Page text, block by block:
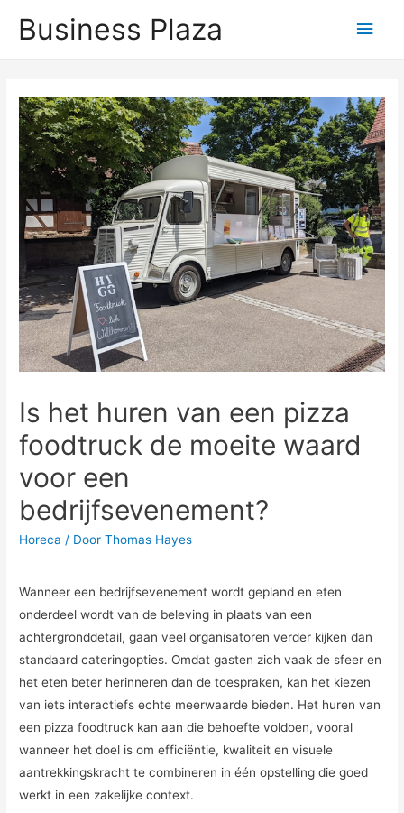
Business Plaza
Is het huren van een pizza
foodtruck de moeite waard
voor een
bedrijfsevenement?
Horeca / DoorThomas Hayes
Wanneer een bedrijfsevenement wordt gepland en eten
onderdeel wordt van de beleving in plaats van een
achtergronddetail, gaan veel organisatoren verder kijken dan
standaard cateringopties. Omdat gasten zich vaak de sfeer en
het eten beter herinneren dan de toespraken, kan het kiezen
van iets interactiefs echte meerwaarde bieden. Het huren van
een pizza foodtruck kan aan die behoefte voldoen, vooral
wanneer het doel is om efficiëntie, kwaliteit en visuele
aantrekkingskracht te combineren in één opstelling die goed
werkt in een zakelijke context.